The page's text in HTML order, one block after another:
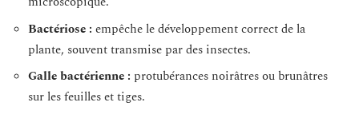
Bactériose : empêche le développement correct de la
plante, souvent transmise par des insectes.
Galle bactérienne : protubérances noirâtres ou brunâtres
sur les feuilles et tiges.